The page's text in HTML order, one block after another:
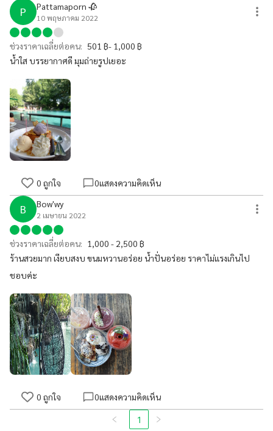
P Pattamaporn 🥀
10 พฤษภาคม 2022
ช่วงราคาเฉลี่ยต่อคน: 501 ฿- 1,000 ฿
น้ำใส บรรยากาศดี มุมถ่ายรูปเยอะ
0 ถูกใจ 0แสดงความคิดเห็น
B Bow'wy
2 เมษายน 2022
ช่วงราคาเฉลี่ยต่อคน: 1,000 - 2,500 ฿
ร้านสวยมาก เงียบสงบ ขนมหวานอร่อย น้ำปั่นอร่อย ราคาไม่แรงเกินไป
ชอบค่ะ
0 ถูกใจ 0แสดงความคิดเห็น
1